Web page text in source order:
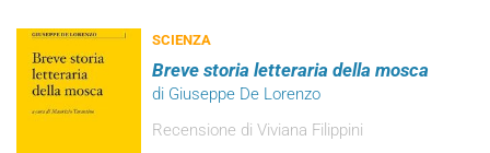
SCIENZA
Breve storia letteraria della mosca
di Giuseppe De Lorenzo
Recensione di Viviana Filippini